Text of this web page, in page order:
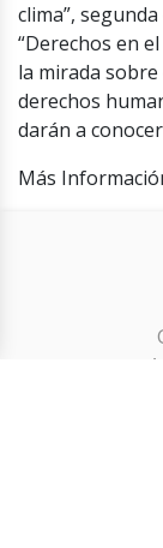
clima”,
“Derechos en
la mirada
derechos
darán a
Más